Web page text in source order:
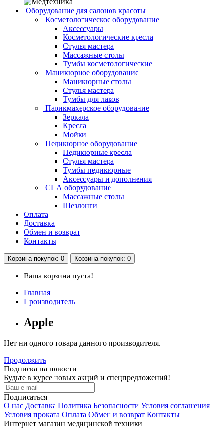
Оборудование для салонов красоты
Косметологическое оборудование
Аксессуары
Косметологические кресла
Стулья мастера
Массажные столы
Тумбы косметологические
Маникюрное оборудование
Маникюрные столы
Стулья мастера
Тумбы для лаков
Парикмахерское оборудование
Зеркала
Кресла
Мойки
Педикюрное оборудование
Педикюрные кресла
Стулья мастера
Тумбы педикюрные
Аксессуары и дополнения
СПА оборудование
Массажные столы
Шезлонги
Оплата
Доставка
Обмен и возврат
Контакты
Корзинапокупок: 0 Корзинапокупок: 0
Ваша корзина пуста!
Главная
Производитель
Apple
Нет ни одного товара данного производителя.
Продолжить
Подписка на новости
Будьте в курсе новых акций и спецпредложений!
Подписаться
О нас Доставка Политика Безопасности Условия соглашения
Условия проката Оплата Обмен и возврат Контакты
Интернет магазин медицинской техники